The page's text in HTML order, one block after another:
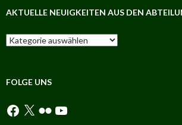
AKTUELLE NEUIGKEITEN AUS DEN
Aktuelle
Neuigkeiten
Abteilungen
FOLGE UNS
Facebook
X FlickrYouTube